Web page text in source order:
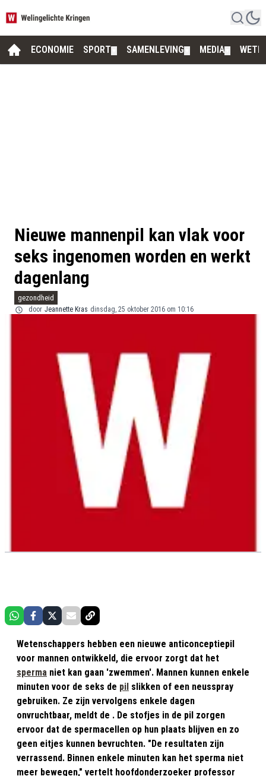
ECONOMIE SPORT SAMENLEVING MEDIA
Nieuwe mannenpil kan vlak voor
seks ingenomen worden en werkt
dagenlang
gezondheid
door Jeannette Kras dinsdag, 25 oktober 2016 om 10:16
Wetenschappers hebben een nieuwe anticonceptiepil
voor mannen ontwikkeld, die ervoor zorgt dat het
sperma niet kan gaan 'zwemmen'. Mannen kunnen enkele
minuten voor de seks de pil slikken of een neusspray
gebruiken. Ze zijn vervolgens enkele dagen
onvruchtbaar, meldt de . De stofjes in de pil zorgen
ervoor dat de spermacellen op hun plaats blijven en zo
geen eitjes kunnen bevruchten. "De resultaten zijn
verrassend. Binnen enkele minuten kan het sperma niet
meer bewegen," vertelt hoofdonderzoeker professor